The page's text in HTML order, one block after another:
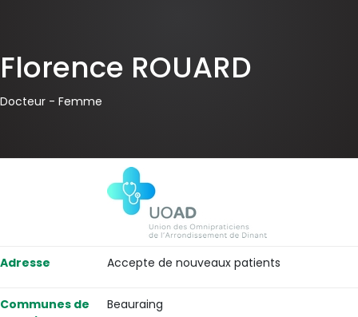
Florence ROUARD
Docteur - Femme
Adresse Accepte de nouveaux patients
Communes de
Beauraing